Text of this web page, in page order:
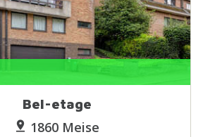
Bel-etage
1860 Meise